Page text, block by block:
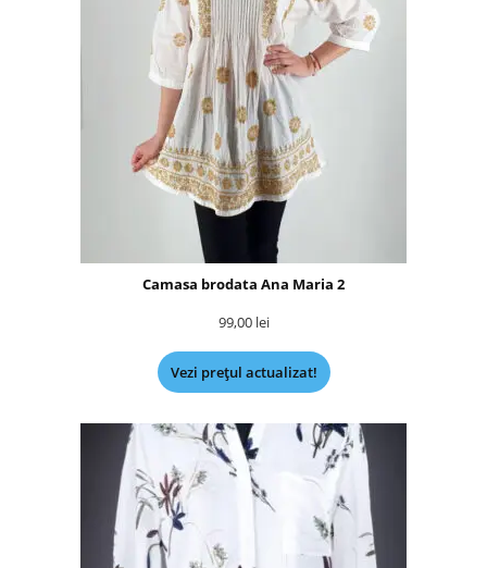
Camasa brodata Ana Maria 2
99,00 lei
Vezi prețul actualizat!